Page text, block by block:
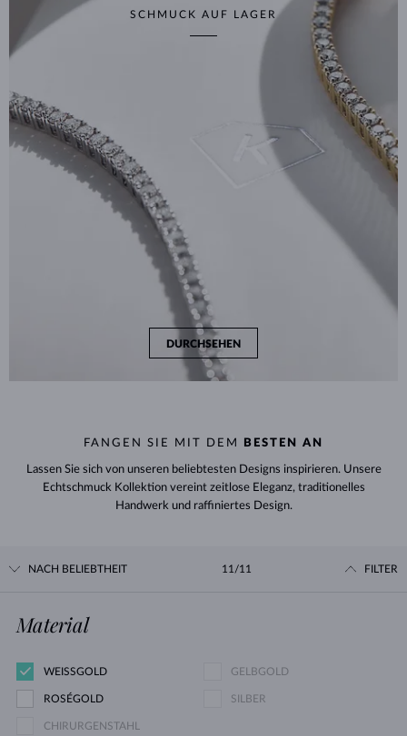
SCHMUCK AUF LAGER
DURCHSEHEN
FANGEN SIE MIT DEM BESTEN AN
Lassen Sie sich von unseren beliebtesten Designs inspirieren. Unsere
Echtschmuck Kollektion vereint zeitlose Eleganz, traditionelles
Handwerk und raffiniertes Design.
NACH BELIEBTHEIT 11/11 FILTER
Material
WEISSGOLD GELBGOLD
ROSÉGOLD SILBER
CHIRURGENSTAHL